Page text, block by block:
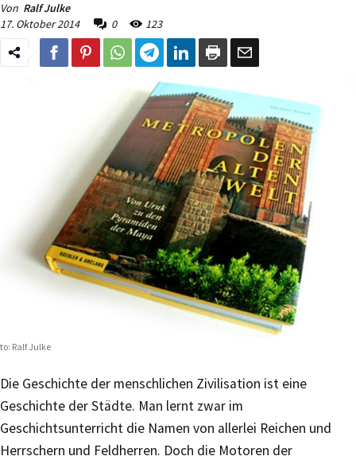
Von Ralf Julke
17. Oktober 2014
0 123
Ralf Julke
Die Geschichte der menschlichen Zivilisation ist eine
Geschichte der Städte. Man lernt zwar im
Geschichtsunterricht die Namen von allerlei Reichen und
Herrschern und Feldherren. Doch die Motoren der